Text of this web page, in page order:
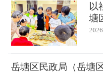
以
塘
活
岳塘区民政局（岳塘